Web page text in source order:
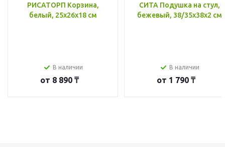
РИСАТОРП Корзина,
белый, 25x26x18 см
В наличии
от 8 890 ₸
СИТА Подушка на стул,
бежевый, 38/35x38x2 см
В наличии
от 1 790 ₸